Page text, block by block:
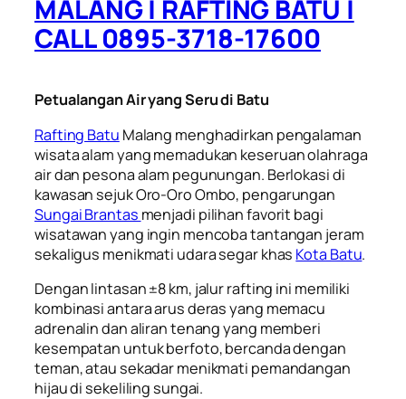
MALANG | RAFTING BATU |
CALL 0895-3718-17600
Petualangan Air yang Seru di Batu
Rafting Batu Malang menghadirkan pengalaman
wisata alam yang memadukan keseruan olahraga
air dan pesona alam pegunungan. Berlokasi di
kawasan sejuk Oro-Oro Ombo, pengarungan
Sungai Brantas menjadi pilihan favorit bagi
wisatawan yang ingin mencoba tantangan jeram
sekaligus menikmati udara segar khas Kota Batu.
Dengan lintasan ±8 km, jalur rafting ini memiliki
kombinasi antara arus deras yang memacu
adrenalin dan aliran tenang yang memberi
kesempatan untuk berfoto, bercanda dengan
teman, atau sekadar menikmati pemandangan
hijau di sekeliling sungai.